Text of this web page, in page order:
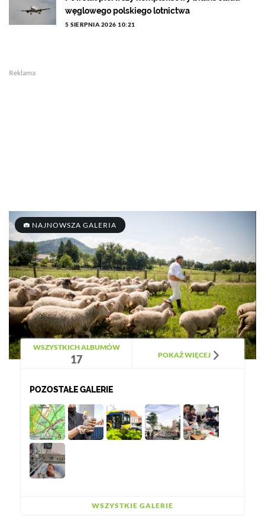
węglowego polskiego lotnictwa
5 SIERPNIA 2026 10:21
Reklama
NAJNOWSZA GALERIA
WSZYSTKICH ALBUMÓW
17 POKAŻ WIĘCEJ
POZOSTAŁE GALERIE
WSZYSTKIE GALERIE